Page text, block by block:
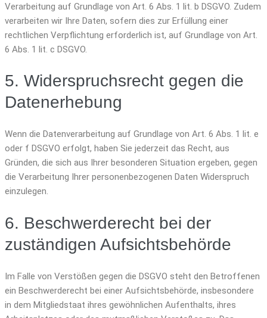
Verarbeitung auf Grundlage von Art. 6 Abs. 1 lit. b DSGVO. Zudem
verarbeiten wir Ihre Daten, sofern dies zur Erfüllung einer
rechtlichen Verpflichtung erforderlich ist, auf Grundlage von Art.
6 Abs. 1 lit. c DSGVO.
5. Widerspruchsrecht gegen die
Datenerhebung
Wenn die Datenverarbeitung auf Grundlage von Art. 6 Abs. 1 lit. e
oder f DSGVO erfolgt, haben Sie jederzeit das Recht, aus
Gründen, die sich aus Ihrer besonderen Situation ergeben, gegen
die Verarbeitung Ihrer personenbezogenen Daten Widerspruch
einzulegen.
6. Beschwerderecht bei der
zuständigen Aufsichtsbehörde
Im Falle von Verstößen gegen die DSGVO steht den Betroffenen
ein Beschwerderecht bei einer Aufsichtsbehörde, insbesondere
in dem Mitgliedstaat ihres gewöhnlichen Aufenthalts, ihres